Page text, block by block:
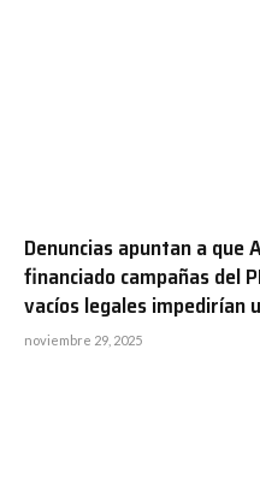
Denuncias apuntan a que
financiado campañas del
vacíos legales impedirían
noviembre 29, 2025